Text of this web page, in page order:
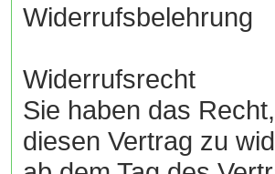
Widerrufsbelehrung
Widerrufsrecht
Sie haben das
diesen Vertrag zu